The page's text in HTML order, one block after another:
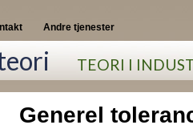
Andre tjenester
TEORI I
Generel